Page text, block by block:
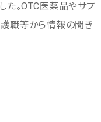
。OTC医薬品やサプ
職等から情報の聞き